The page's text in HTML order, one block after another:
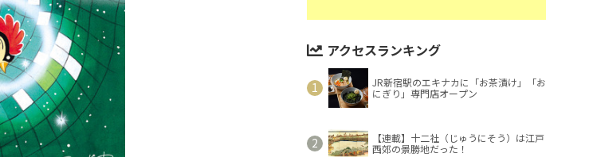
アクセスランキング
JR新宿駅のエキナカに「お茶漬け」「お
にぎり」専門店オープン
【連載】十二社（じゅうにそう）は江戸
西郊の景勝地だった！